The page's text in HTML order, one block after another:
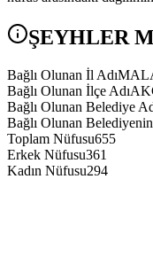
ŞEYHLER
Bağlı Olunan İl Adı
Bağlı Olunan İlçe Adı
Bağlı Olunan Belediye
Bağlı Olunan
Toplam Nüfusu655
Erkek Nüfusu361
Kadın Nüfusu294